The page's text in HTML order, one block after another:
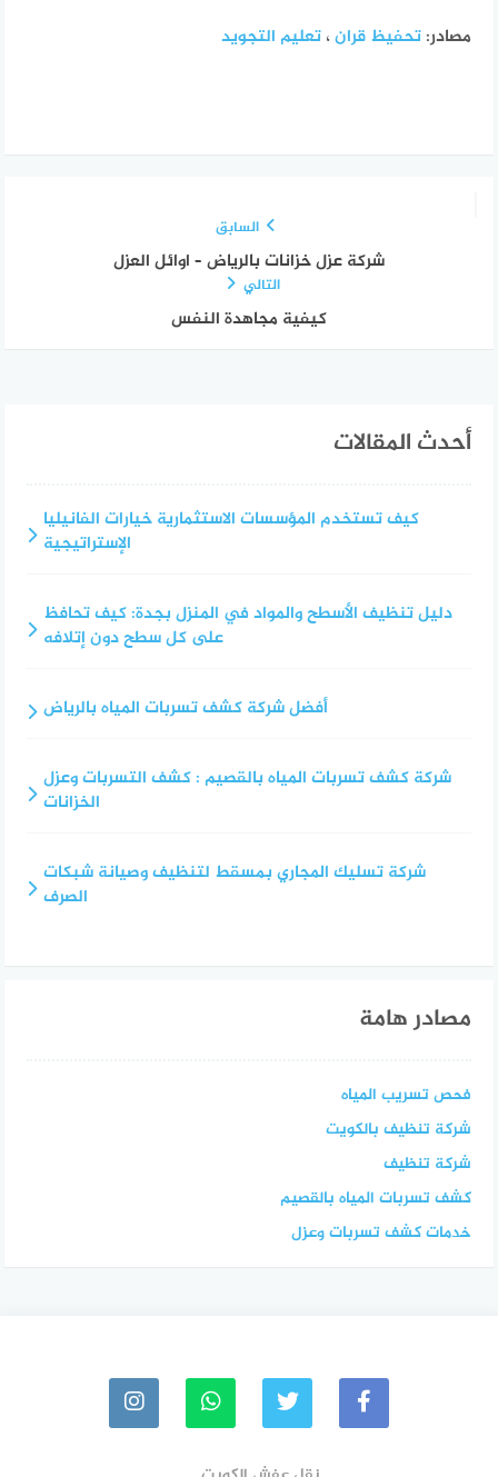
مصادر:تحفيظ قران،تعليم التجويد
السابق
شركة عزل خزانات بالرياض – اوائل العزل
التالي
كيفية مجاهدة النفس
أحدث المقالات
كيف تستخدم المؤسسات الاستثمارية خيارات الفانيليا
الإستراتيجية
دليل تنظيف الأسطح والمواد في المنزل بجدة: كيف تحافظ
على كل سطح دون إتلافه
أفضل شركة كشف تسربات المياه بالرياض
شركة كشف تسربات المياه بالقصيم : كشف التسربات وعزل
الخزانات
شركة تسليك المجاري بمسقط لتنظيف وصيانة شبكات
الصرف
مصادر هامة
فحص تسريب المياه
شركة تنظيف بالكويت
شركة تنظيف
كشف تسربات المياه بالقصيم
خدمات كشف تسربات وعزل